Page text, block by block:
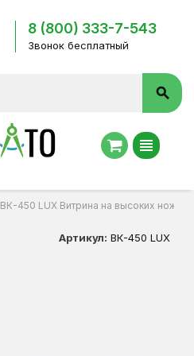
8 (800) 333-7-543
Звонок бесплатный
search
view_headline
ВК-450 LUX Витрина на высоких ножках
Артикул: ВК-450 LUX